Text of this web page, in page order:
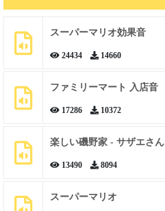
スーパーマリオ効果音
24434 14660
ファミリーマート 入店音
17286 10372
楽しい磯野家 - サザエさん
13490 8094
スーパーマリオ